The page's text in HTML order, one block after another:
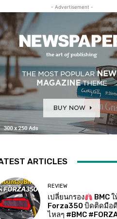
- Advertisement -
ARTICLES
REVIEW
เปลี่ยนกรอง
BMC ใ
Forza350 บิดติดมือ
ไหลๆ #BMC